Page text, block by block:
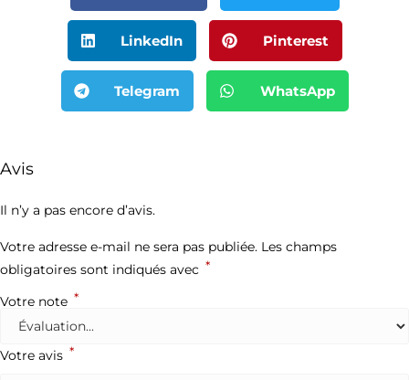
LinkedIn Pinterest
Telegram WhatsApp
Avis
Il n’y a pas encore d’avis.
Votre adresse e-mail ne sera pas publiée. Les champs
obligatoires sont indiqués avec *
Votre note *
Votre avis *